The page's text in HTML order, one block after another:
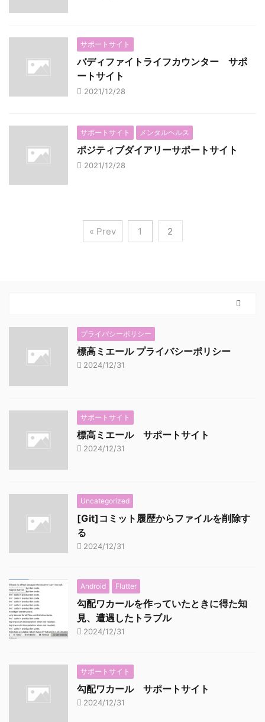
サポートサイト
バディファイトライフカウンター サポ
ートサイト
2021/12/28
サポートサイト メンタルヘルス
ポジティブダイアリーサポートサイト
2021/12/28
« Prev 1 2
プライバシーポリシー
標高ミエール プライバシーポリシー
2024/12/31
サポートサイト
標高ミエール サポートサイト
2024/12/31
Uncategorized
[Git]コミット履歴からファイルを削除す
る
2024/12/31
Android Flutter
勾配ワカールを作っていたときに得た知
見、遭遇したトラブル
2024/12/31
サポートサイト
勾配ワカール サポートサイト
2024/12/31